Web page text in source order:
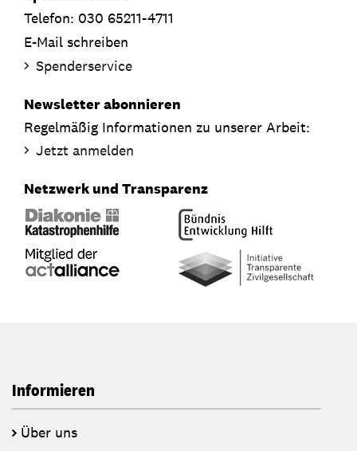
Telefon: 030 65211-4711
E-Mail schreiben
Spenderservice
Newsletter abonnieren
Regelmäßig Informationen zu unserer Arbeit:
Jetzt anmelden
Netzwerk und Transparenz
Informieren
Über uns